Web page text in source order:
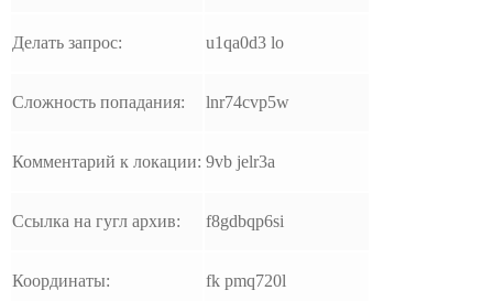
Делать запрос: u1qa0d3 lo
Сложность попадания: lnr74cvp5w
Комментарий к локации: 9vb jelr3a
Ссылка на гугл архив: f8gdbqp6si
Координаты: fk pmq720l